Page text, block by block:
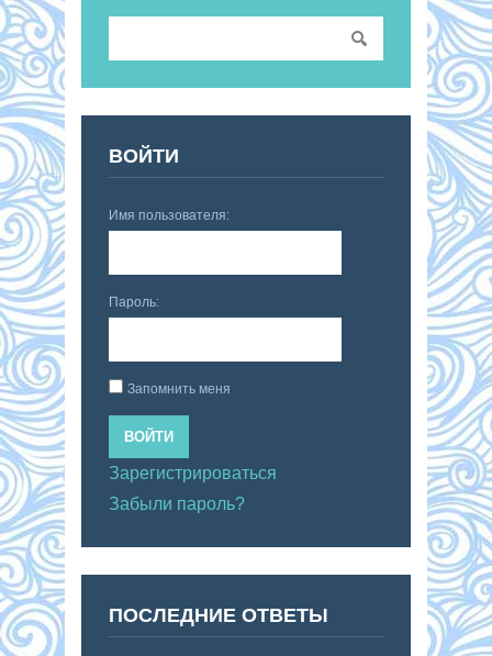
ВОЙТИ
Имя пользователя:
Пароль:
Запомнить меня
ВОЙТИ
Зарегистрироваться
Забыли пароль?
ПОСЛЕДНИЕ ОТВЕТЫ